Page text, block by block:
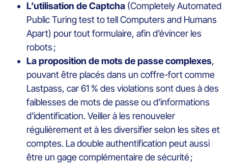
L’utilisation de Captcha (Completely Automated
Public Turing test to tell Computers and Humans
Apart) pour tout formulaire, afin d’évincer les
robots ;
La proposition de mots de passe complexes,
pouvant être placés dans un coffre-fort comme
Lastpass, car 61 % des violations sont dues à des
faiblesses de mots de passe ou d’informations
d’identification. Veiller à les renouveler
régulièrement et à les diversifier selon les sites et
comptes. La double authentification peut aussi
être un gage complémentaire de sécurité ;